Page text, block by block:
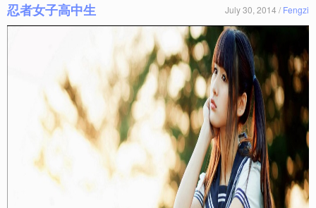
忍者女子高中生 July 30, 2014 / Fengzi